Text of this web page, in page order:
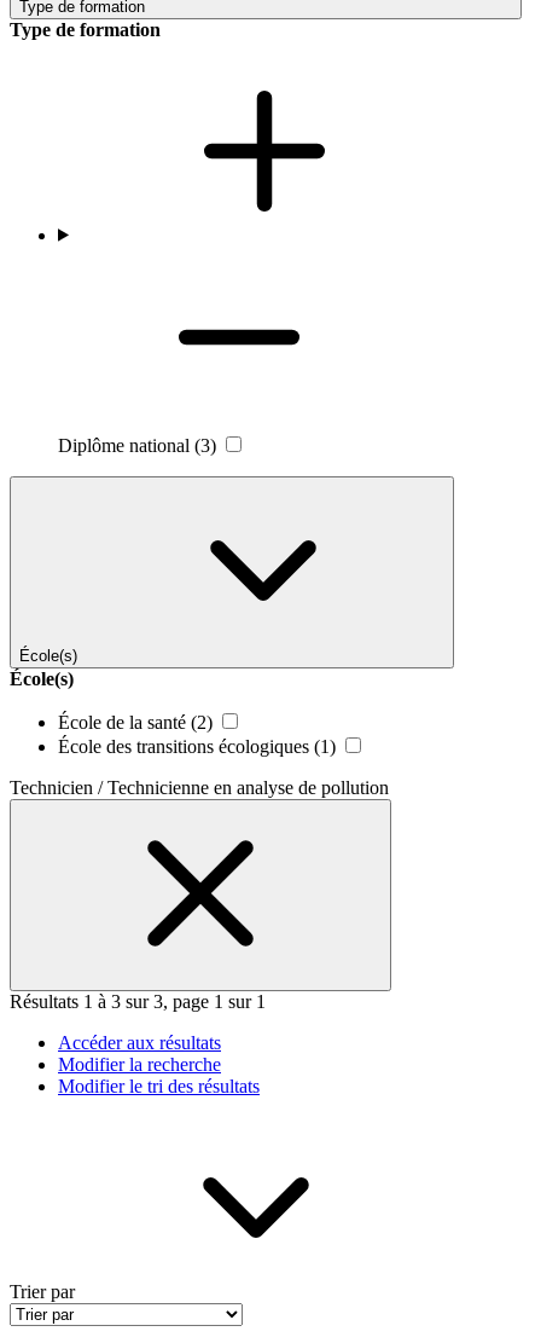
Type de formation
Type de formation
Diplôme national (3)
École(s)
École(s)
École de la santé (2)
École des transitions écologiques (1)
Technicien / Technicienne en analyse de pollution
Résultats 1 à 3 sur 3, page 1 sur 1
Accéder aux résultats
Modifier la recherche
Modifier le tri des résultats
Trier par